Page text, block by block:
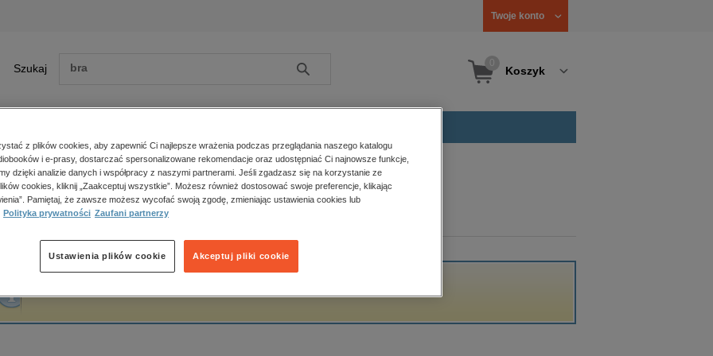
Twoje konto
Szukaj Szukaj Koszyk
Zobacz wszystkie E-prasa
polityka, społeczno-informacyjne
psychologiczne
popularno-naukowe
historia
główna Daniel E. Lach
E. Lach
z plików cookies, aby zapewnić Ci najlepsze wrażenia podczas przeglądania naszego katalogu
i e-prasy, dostarczać spersonalizowane rekomendacje oraz udostępniać Ci najnowsze funkcje,
dzięki analizie danych i współpracy z naszymi partnerami. Jeśli zgadzasz się na korzystanie ze
cookies, kliknij „Zaakceptuj wszystkie”. Możesz również dostosować swoje preferencje, klikając
Pamiętaj, że zawsze możesz wycofać swoją zgodę, zmieniając ustawienia cookies lub
Polityka prywatności Zaufani partnerzy
Akceptuj pliki cookie
Ustawienia plików cookie